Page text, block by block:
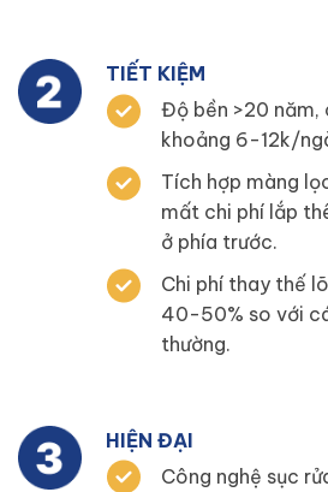
TIẾT KIỆM
Độ bền >20 năm,
khoảng 6-12k/
Tích hợp màng
mất chi phí lắp
ở phía trước.
Chi phí thay thế
40-50% so với
thường.
HIỆN ĐẠI
Công nghệ sục